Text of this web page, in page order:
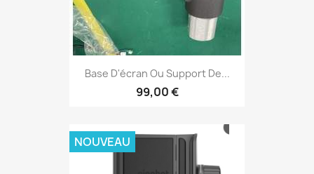
Base D'écran Ou Support De...
99,00 €
NOUVEAU